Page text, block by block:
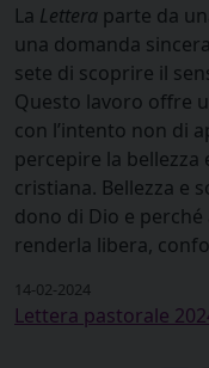
La Lettera parte da
una domanda
sete di scoprire il
Questo lavoro offre
con l’intento non di
percepire la
cristiana. Bellezza e
dono di Dio e
renderla libera,
14-02-2024
Lettera pastorale